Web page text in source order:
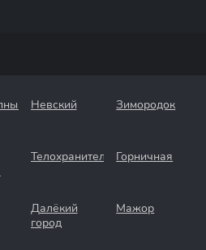
Невский Зимородок
Телохранители Горничная
Далёкий
город
Мажор